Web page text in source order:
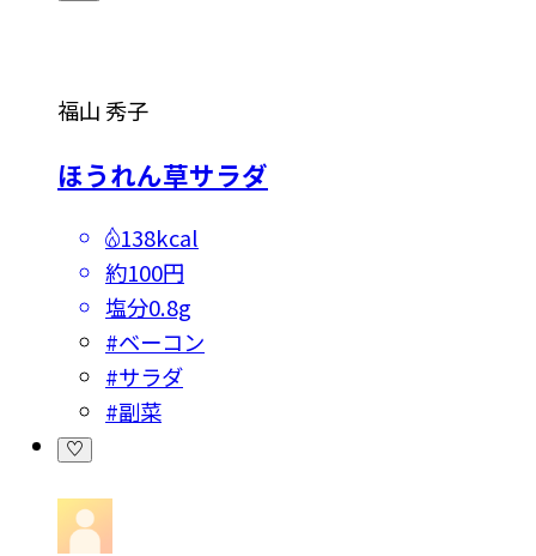
福山 秀子
ほうれん草サラダ
138kcal
約100円
塩分0.8g
#ベーコン
#サラダ
#副菜